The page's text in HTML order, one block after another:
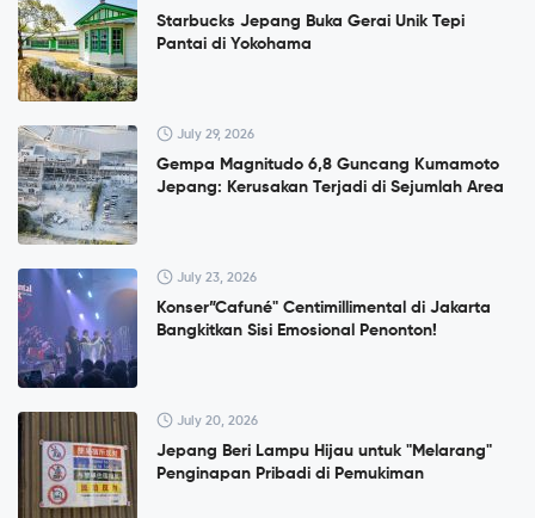
Starbucks Jepang Buka Gerai Unik Tepi
Pantai di Yokohama
July 29, 2026
Gempa Magnitudo 6,8 Guncang Kumamoto
Jepang: Kerusakan Terjadi di Sejumlah Area
July 23, 2026
Konser”Cafuné" Centimillimental di Jakarta
Bangkitkan Sisi Emosional Penonton!
July 20, 2026
Jepang Beri Lampu Hijau untuk "Melarang"
Penginapan Pribadi di Pemukiman